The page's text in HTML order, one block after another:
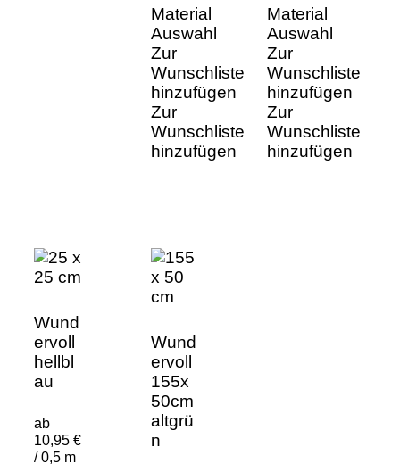
Material
Auswahl
Zur
Wunschliste
hinzufügen
Zur
Wunschliste
hinzufügen
Material
Auswahl
Zur
Wunschliste
hinzufügen
Zur
Wunschliste
hinzufügen
Wund
ervoll
hellbl
au
ab
10,95 €
/ 0,5 m
Wund
ervoll
155x
50cm
altgrü
n